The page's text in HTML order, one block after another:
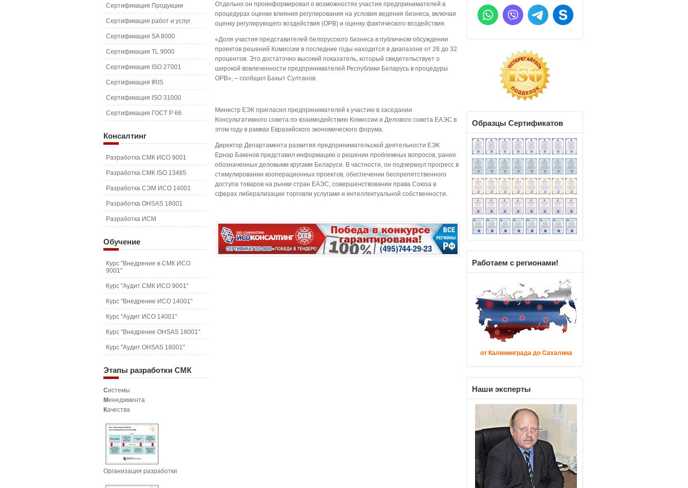
Отдельно он проинформировал о возможностях участия предпринимателей в
процедурах оценки влияния регулирования на условия ведения бизнеса, включая
оценку регулирующего воздействия (ОРВ) и оценку фактического воздействия.
«Доля участия представителей белорусского бизнеса в публичном обсуждении
проектов решений Комиссии в последние годы находится в диапазоне от 26 до 32
процентов. Это достаточно высокий показатель, который свидетельствует о
широкой вовлеченности предпринимателей Республики Беларусь в процедуры
ОРВ», – сообщил Бахыт Султанов.
Министр ЕЭК пригласил предпринимателей к участию в заседании
Консультативного совета по взаимодействию Комиссии и Делового совета ЕАЭС в
этом году в рамках Евразийского экономического форума.
Директор Департамента развития предпринимательской деятельности ЕЭК
Ернар Бакенов представил информацию о решении проблемных вопросов, ранее
обозначенных деловыми кругами Беларуси. В частности, он подчеркнул прогресс в
стимулировании кооперационных проектов, обеспечении беспрепятственного
доступа товаров на рынки стран ЕАЭС, совершенствовании права Союза в
сферах либерализации торговли услугами и интеллектуальной собственности.
Сертификация Продукции
Сертификация работ и услуг
Сертификация SA 8000
Сертификация TL 9000
Сертификация ISO 27001
Сертификация IRIS
Сертификация ISO 31000
Сертификация ГОСТ Р 66
Консалтинг
Разработка СМК ИСО 9001
Разработка СМК ISO 13485
Разработка СЭМ ИСО 14001
Разработка OHSAS 18001
Разработка ИСМ
Обучение
Курс "Внедрение в СМК ИСО
9001"
Курс "Аудит СМК ИСО 9001"
Курс "Внедрение ИСО 14001"
Курс "Аудит ИСО 14001"
Курс "Внедрение OHSAS 18001"
Курс "Аудит OHSAS 18001"
Этапы разработки СМК
Системы
Менеджмента
Качества
Организация разработки
Образцы Сертификатов
Работаем с регионами!
от Калининграда до Сахалина
Наши эксперты